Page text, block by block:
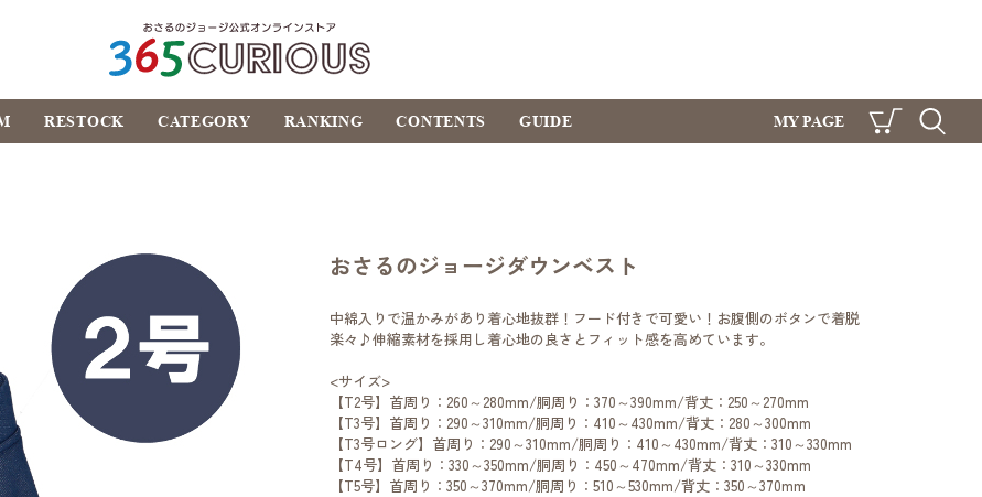
おさるのジョージ公式オ
ンラインストア
RESTOCK CATEGORY RANKING CONTENTS GUIDE
MY PAGE
CART SEARCH
おさるのジョージダウンベスト
中綿入りで温かみがあり着心地抜群！フード付きで可愛い！お腹側のボタンで着脱
楽々♪伸縮素材を採用し着心地の良さとフィット感を高めています。
<サイズ>
【T2号】首周り：260～280mm/胴周り：370～390mm/背丈：250～270mm
【T3号】首周り：290～310mm/胴周り：410～430mm/背丈：280～300mm
【T3号ロング】首周り：290～310mm/胴周り：410～430mm/背丈：310～330mm
【T4号】首周り：330～350mm/胴周り：450～470mm/背丈：310～330mm
【T5号】首周り：350～370mm/胴周り：510～530mm/背丈：350～370mm